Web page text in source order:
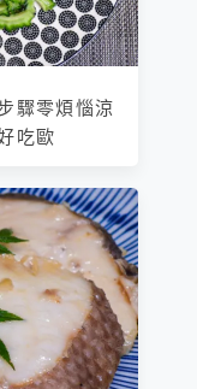
驟零煩惱涼
吃歐